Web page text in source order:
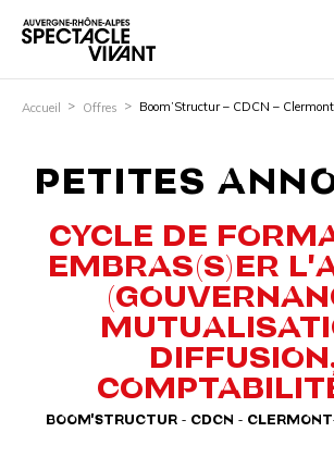
Accueil Offres Boom’Structur – CDCN –
PETITES
CYCLE DE
EMBRAS(S)ER
BOOM'STRUCTUR - CDCN -